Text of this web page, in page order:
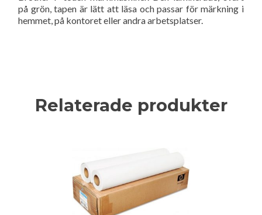
på grön, tapen är lätt att läsa och passar för märkning i
hemmet, på kontoret eller andra arbetsplatser.
Relaterade produkter